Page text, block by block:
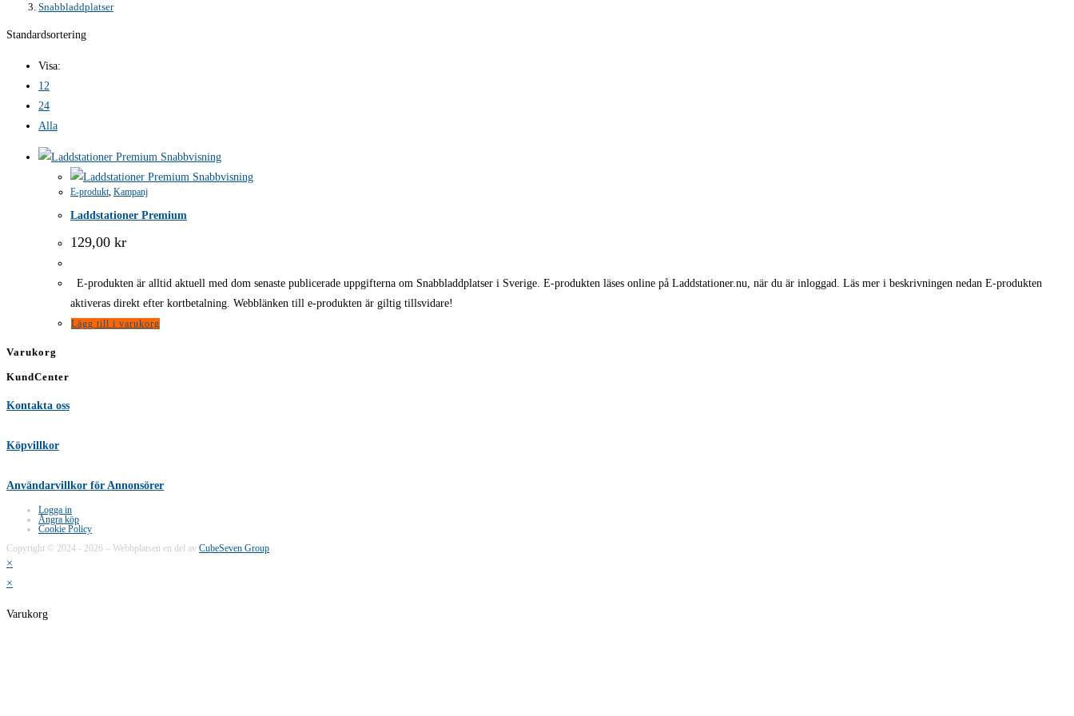
Snabbladdplatser
Standardsortering
Visa:
12
24
Alla
Snabbvisning
Snabbvisning
E-produkt, Kampanj
Laddstationer Premium
129,00 kr
E-produkten är alltid aktuell med dom senaste publicerade uppgifterna om Snabbladdplatser i Sverige. E-produkten läses online på Laddstationer.nu, när du är inloggad. Läs mer i beskrivningen nedan E-produkten
aktiveras direkt efter kortbetalning. Webblänken till e-produkten är giltig tillsvidare!
Lägg till i varukorg
Varukorg
KundCenter
Kontakta oss
Köpvillkor
Användarvillkor för Annonsörer
Logga in
Ångra köp
Cookie Policy
Copyright © 2024 - 2026 – Webbplatsen en del av CubeSeven Group
×
×
Varukorg